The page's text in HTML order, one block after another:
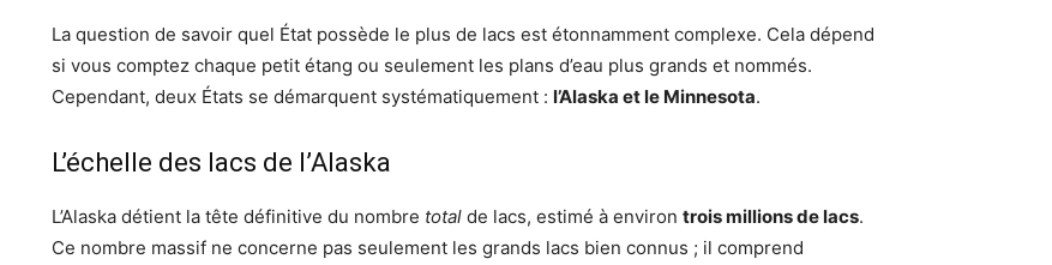
La question de savoir quel État possède le plus de lacs est étonnamment complexe. Cela dépend
si vous comptez chaque petit étang ou seulement les plans d’eau plus grands et nommés.
Cependant, deux États se démarquent systématiquement : l’Alaska et le Minnesota.
L’échelle des lacs de l’Alaska
L’Alaska détient la tête définitive du nombre total de lacs, estimé à environ trois millions de lacs.
Ce nombre massif ne concerne pas seulement les grands lacs bien connus ; il comprend